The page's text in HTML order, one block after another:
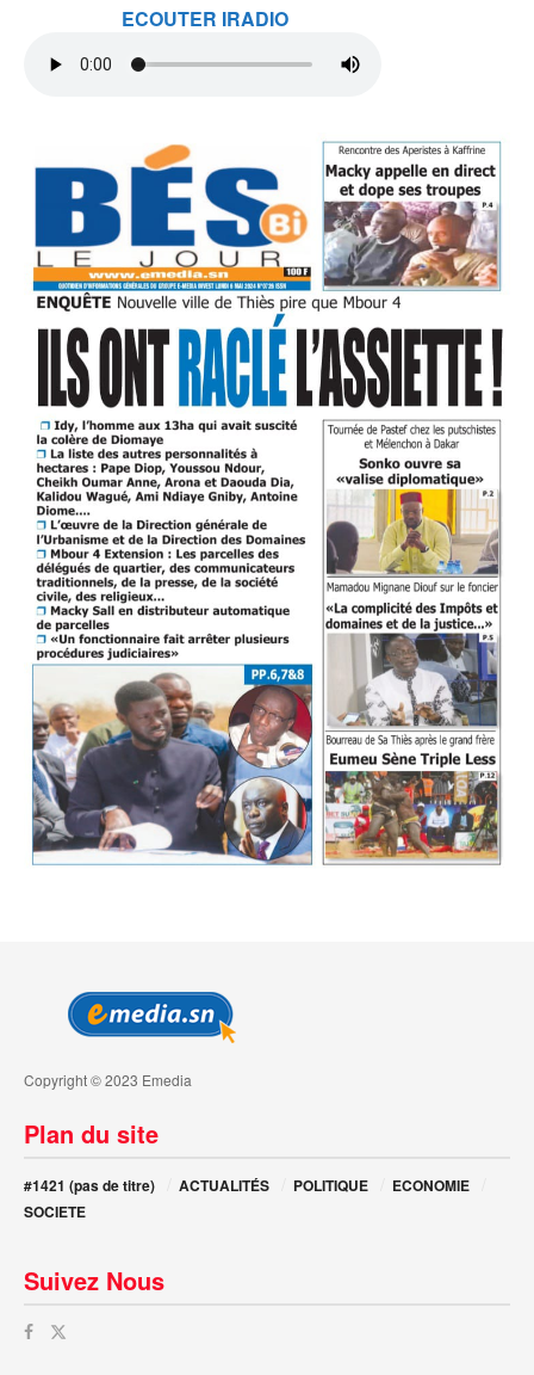
ECOUTER IRADIO
Copyright © 2023 Emedia
Plan du site
#1421 (pas de titre) ACTUALITÉS POLITIQUE
ECONOMIE
SOCIETE
Suivez Nous